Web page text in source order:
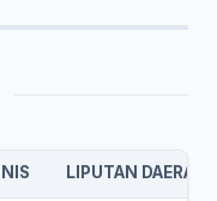
LIPUTAN DAERAH